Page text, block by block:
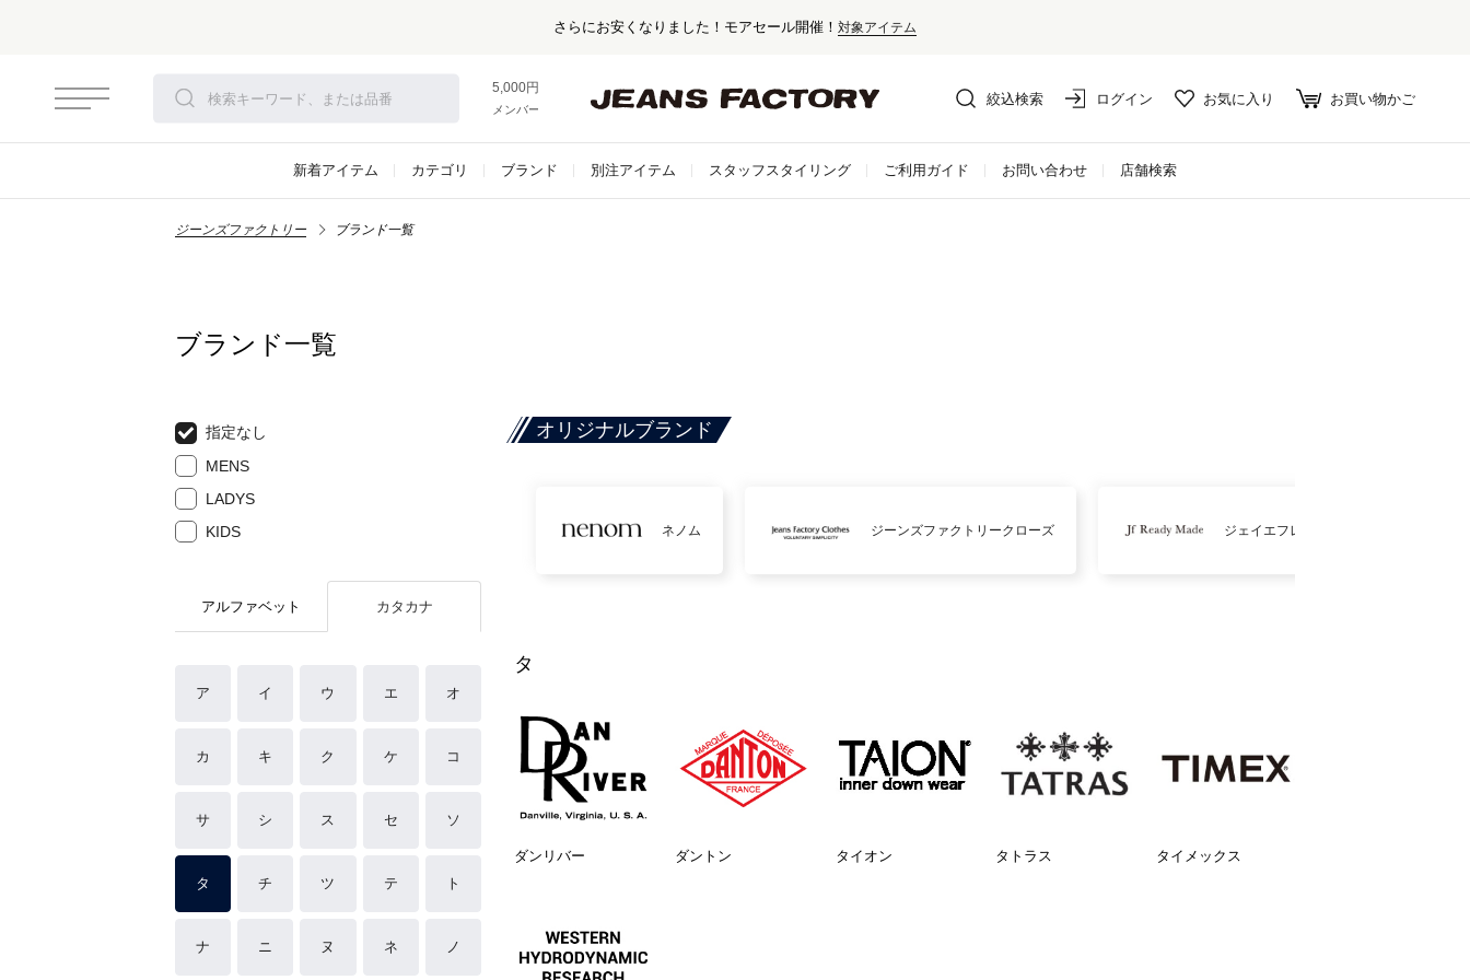
さらにお安くなりました！モアセール開催！ 対象アイテム
5,000円以上お買い上げで送料無料！
メンバー登録でお得な情報をゲット。さらに詳しく
絞込検索 ログイン お気に入り お買い物かご
新着アイテム カテゴリ ブランド 別注アイテム スタッフスタイリング ご利用ガイド お問い合わせ 店舗検索
ジーンズファクトリー ブランド一覧
ブランド一覧
指定なし
MENS
LADYS
KIDS
アルファベット カタカナ
ア イ ウ エ オ
カ キ ク ケ コ
サ シ ス セ ソ
タ チ ツ テ ト
ナ ニ ヌ ネ ノ
オリジナルブランド
ネノム ジーンズファクトリークローズ ジェイエフレディメイド
タ
ダンリバー ダントン タイオン タトラス タイメックス